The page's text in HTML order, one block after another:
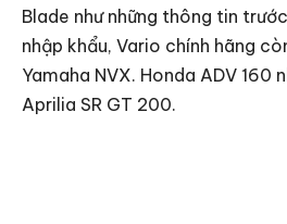
Blade như những thông tin
nhập khẩu, Vario chính hãng
Yamaha NVX. Honda ADV 160
Aprilia SR GT 200.